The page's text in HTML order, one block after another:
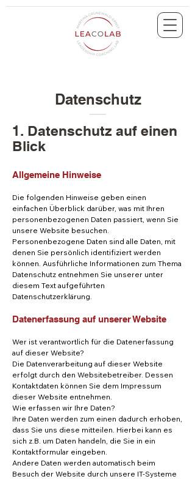
Datenschutz
1. Datenschutz auf einen
Blick
Allgemeine Hinweise
Die folgenden Hinweise geben einen
einfachen Überblick darüber, was mit Ihren
personenbezogenen Daten passiert, wenn Sie
unsere Website besuchen.
Personenbezogene Daten sind alle Daten, mit
denen Sie persönlich identifiziert werden
können. Ausführliche Informationen zum Thema
Datenschutz entnehmen Sie unserer unter
diesem Text aufgeführten
Datenschutzerklärung.
Datenerfassung auf unserer Website
Wer ist verantwortlich für die Datenerfassung
auf dieser Website?
Die Datenverarbeitung auf dieser Website
erfolgt durch den Websitebetreiber. Dessen
Kontaktdaten können Sie dem Impressum
dieser Website entnehmen.
Wie erfassen wir Ihre Daten?
Ihre Daten werden zum einen dadurch erhoben,
dass Sie uns diese mitteilen. Hierbei kann es
sich z.B. um Daten handeln, die Sie in ein
Kontaktformular eingeben.
Andere Daten werden automatisch beim
Besuch der Website durch unsere IT-Systeme